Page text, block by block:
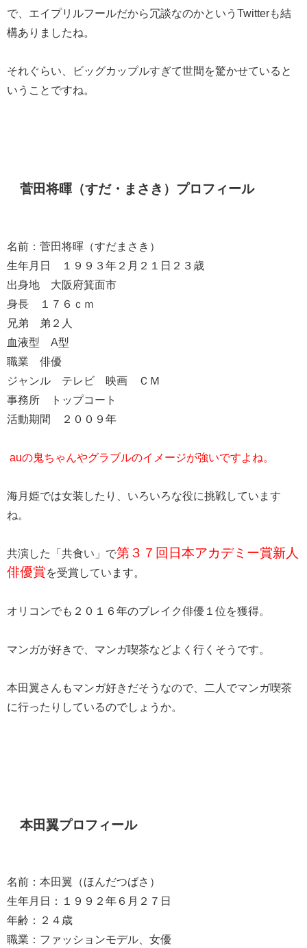
で、エイプリルフールだから冗談なのかというTwitterも結
構ありましたね。
それぐらい、ビッグカップルすぎて世間を驚かせていると
いうことですね。
菅田将暉（すだ・まさき）プロフィール
名前：菅田将暉（すだまさき）
生年月日 １９９３年２月２１日２３歳
出身地 大阪府箕面市
身長 １７６ｃｍ
兄弟 弟２人
血液型 A型
職業 俳優
ジャンル テレビ 映画 ＣＭ
事務所 トップコート
活動期間 ２００９年
auの鬼ちゃんやグラブルのイメージが強いですよね。
海月姫では女装したり、いろいろな役に挑戦しています
ね。
共演した「共食い」で第３７回日本アカデミー賞新人
俳優賞を受賞しています。
オリコンでも２０１６年のブレイク俳優１位を獲得。
マンガが好きで、マンガ喫茶などよく行くそうです。
本田翼さんもマンガ好きだそうなので、二人でマンガ喫茶
に行ったりしているのでしょうか。
本田翼プロフィール
名前：本田翼（ほんだつばさ）
生年月日：１９９２年６月２７日
年齢：２４歳
職業：ファッションモデル、女優